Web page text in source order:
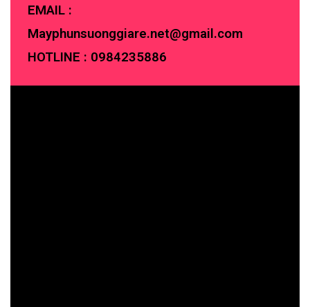
EMAIL :
Mayphunsuonggiare.net@gmail.com
HOTLINE : 0984235886